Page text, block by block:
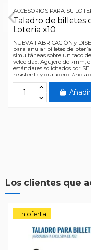
ACCESORIOS PARA SU
Taladro de billetes
Lotería x10
NUEVA FABRICACIÓN y
para anular billetes de
simultáneas sobre un taco
velocidad. Agujero de 7mm,
estándares solicitados por
resistente y duradero.
Los clientes que
¡En oferta!